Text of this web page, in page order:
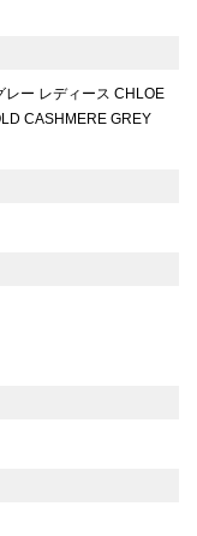
レー レディース CHLOE
CASHMERE GREY